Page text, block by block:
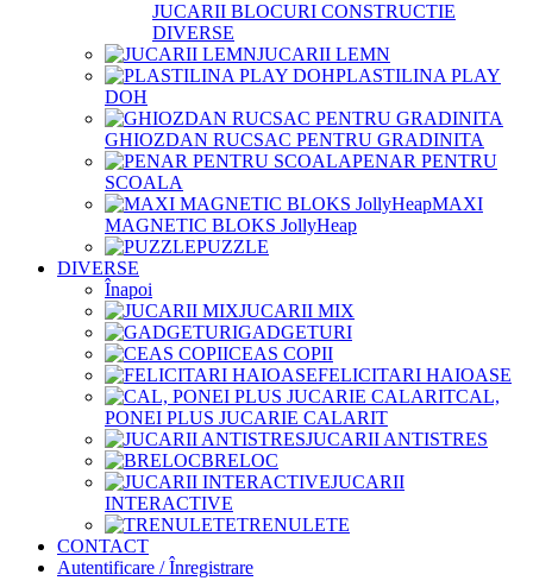
JUCARII BLOCURI CONSTRUCTIE
DIVERSE
JUCARII LEMN
PLASTILINA PLAY
DOH
GHIOZDAN RUCSAC PENTRU GRADINITA
PENAR PENTRU
SCOALA
MAXI
MAGNETIC BLOKS JollyHeap
PUZZLE
DIVERSE
Înapoi
JUCARII MIX
GADGETURI
CEAS COPII
FELICITARI HAIOASE
CAL,
PONEI PLUS JUCARIE CALARIT
JUCARII ANTISTRES
BRELOC
JUCARII
INTERACTIVE
TRENULETE
CONTACT
Autentificare / Înregistrare